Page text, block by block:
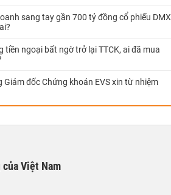
sang tay gần 700 tỷ đồng cổ phiếu DMX
tiền ngoại bất ngờ trở lại TTCK, ai đã mua
Giám đốc Chứng khoán EVS xin từ nhiệm
Việt Nam